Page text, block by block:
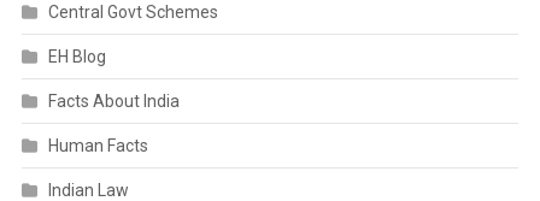
Central Govt Schemes
EH Blog
Facts About India
Human Facts
Indian Law